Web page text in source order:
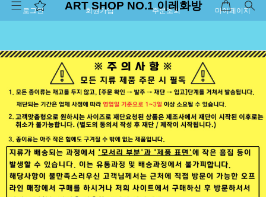
로그인 회원가입 주문조회 마이페이지
ART SHOP NO.1 이레화방